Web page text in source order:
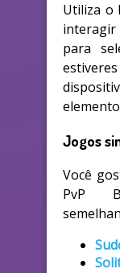
Utiliza o
interagir
para
Jogos
Você
PvP